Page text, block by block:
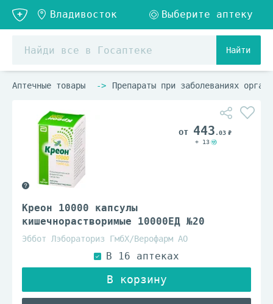
Найти
Аптечные товары Препараты при заболеваниях
Креон 10000 капсулы
кишечнорастворимые 10000ЕД №20
Эббот Лэбораториз ГмбХ/Верофарм АО
443 .03
+ 13